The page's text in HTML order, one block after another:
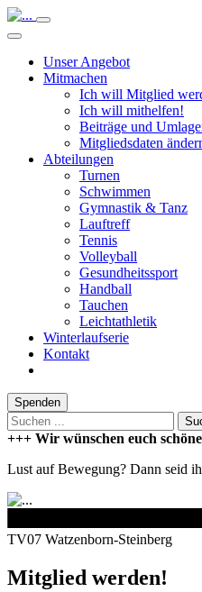
Unser Angebot
Mitmachen
Ich will Mitglied
Ich will mithelfen!
Beiträge und
Mitgliedsdaten
Abteilungen
Turnen
Schwimmen
Gymnastik & Tanz
Lauftreff
Tennis
Volleyball
Gesundheitssport
Handball
Tauchen
Leichtathletik
Winterlaufserie
Kontakt
Spenden
+++ Wir wünschen euch
Lust auf Bewegung? Dann seid
TV07 Watzenborn-Steinberg
Mitglied werden!